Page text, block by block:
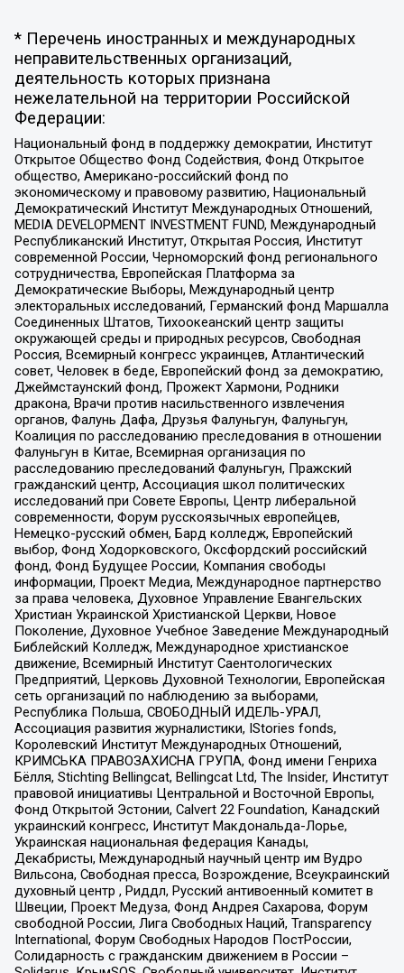
* Перечень иностранных и международных
неправительственных организаций,
деятельность которых признана
нежелательной на территории Российской
Федерации:
Национальный фонд в поддержку демократии, Институт
Открытое Общество Фонд Содействия, Фонд Открытое
общество, Американо-российский фонд по
экономическому и правовому развитию, Национальный
Демократический Институт Международных Отношений,
MEDIA DEVELOPMENT INVESTMENT FUND, Международный
Республиканский Институт, Открытая Россия, Институт
современной России, Черноморский фонд регионального
сотрудничества, Европейская Платформа за
Демократические Выборы, Международный центр
электоральных исследований, Германский фонд Маршалла
Соединенных Штатов, Тихоокеанский центр защиты
окружающей среды и природных ресурсов, Свободная
Россия, Всемирный конгресс украинцев, Атлантический
совет, Человек в беде, Европейский фонд за демократию,
Джеймстаунский фонд, Прожект Хармони, Родники
дракона, Врачи против насильственного извлечения
органов, Фалунь Дафа, Друзья Фалуньгун, Фалуньгун,
Коалиция по расследованию преследования в отношении
Фалуньгун в Китае, Всемирная организация по
расследованию преследований Фалуньгун, Пражский
гражданский центр, Ассоциация школ политических
исследований при Совете Европы, Центр либеральной
современности, Форум русскоязычных европейцев,
Немецко-русский обмен, Бард колледж, Европейский
выбор, Фонд Ходорковского, Оксфордский российский
фонд, Фонд Будущее России, Компания свободы
информации, Проект Медиа, Международное партнерство
за права человека, Духовное Управление Евангельских
Христиан Украинской Христианской Церкви, Новое
Поколение, Духовное Учебное Заведение Международный
Библейский Колледж, Международное христианское
движение, Всемирный Институт Саентологических
Предприятий, Церковь Духовной Технологии, Европейская
сеть организаций по наблюдению за выборами,
Республика Польша, СВОБОДНЫЙ ИДЕЛЬ-УРАЛ,
Ассоциация развития журналистики, IStories fonds,
Королевский Институт Международных Отношений,
КРИМСЬКА ПРАВОЗАХИСНА ГРУПА, Фонд имени Генриха
Бёлля, Stichting Bellingcat, Bellingcat Ltd, The Insider, Институт
правовой инициативы Центральной и Восточной Европы,
Фонд Открытой Эстонии, Calvert 22 Foundation, Канадский
украинский конгресс, Институт Макдональда-Лорье,
Украинская национальная федерация Канады,
Декабристы, Международный научный центр им Вудро
Вильсона, Свободная пресса, Возрождение, Всеукраинский
духовный центр , Риддл, Русский антивоенный комитет в
Швеции, Проект Медуза, Фонд Андрея Сахарова, Форум
свободной России, Лига Свободных Наций, Transparеncy
International, Форум Свободных Народов ПостРоссии,
Солидарность с гражданским движением в России –